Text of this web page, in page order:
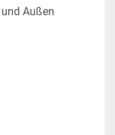
Außen